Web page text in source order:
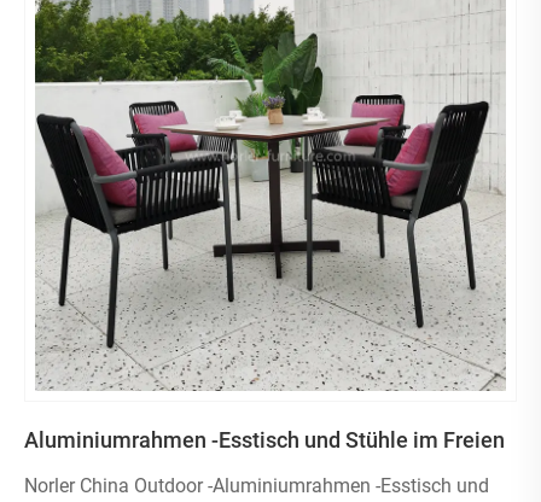
Aluminiumrahmen -Esstisch und Stühle im Freien
Norler China Outdoor -Aluminiumrahmen -Esstisch und